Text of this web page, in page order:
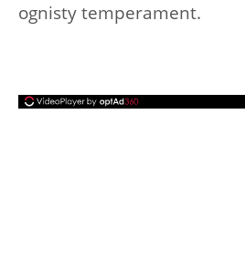
ognisty temperament.